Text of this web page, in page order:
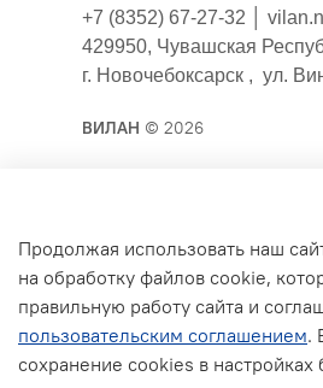
+7 (8352) 67-27-32 │
429950, Чувашская
г. Новочебоксарск , ул.
ВИЛАН © 2026
Публичная оферта
Согласие на обработку
сайта
Политика конфиденциальности
Продолжая использовать наш
на обработку файлов cookie,
правильную работу сайта и
пользовательским соглашением.
сохранение cookies в настройках